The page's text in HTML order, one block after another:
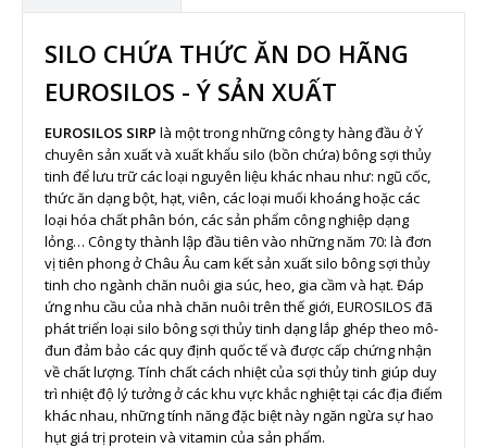
SILO CHỨA THỨC ĂN DO HÃNG
EUROSILOS - Ý SẢN XUẤT
EUROSILOS SIRP là một trong những công ty hàng đầu ở Ý
chuyên sản xuất và xuất khẩu silo (bồn chứa) bông sợi thủy
tinh để lưu trữ các loại nguyên liệu khác nhau như: ngũ cốc,
thức ăn dạng bột, hạt, viên, các loại muối khoáng hoặc các
loại hóa chất phân bón, các sản phẩm công nghiệp dạng
lỏng… Công ty thành lập đầu tiên vào những năm 70: là đơn
vị tiên phong ở Châu Âu cam kết sản xuất silo bông sợi thủy
tinh cho ngành chăn nuôi gia súc, heo, gia cầm và hạt. Đáp
ứng nhu cầu của nhà chăn nuôi trên thế giới, EUROSILOS đã
phát triển loại silo bông sợi thủy tinh dạng lắp ghép theo mô-
đun đảm bảo các quy định quốc tế và được cấp chứng nhận
về chất lượng. Tính chất cách nhiệt của sợi thủy tinh giúp duy
trì nhiệt độ lý tưởng ở các khu vực khắc nghiệt tại các địa điểm
khác nhau, những tính năng đặc biệt này ngăn ngừa sự hao
hụt giá trị protein và vitamin của sản phẩm.